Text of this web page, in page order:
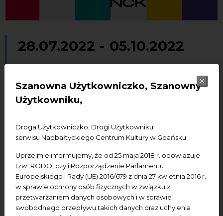
Szanowna Użytkowniczko, Szanowny
Użytkowniku,
Droga Użytkowniczko, Drogi Użytkowniku
serwisu Nadbałtyckiego Centrum Kultury w Gdańsku
Uprzejmie informujemy, że od 25 maja 2018 r. obowiązuje
tzw. RODO, czyli Rozporządzenie Parlamentu
Europejskiego i Rady (UE) 2016/679 z dnia 27 kwietnia 2016 r.
w sprawie ochrony osób fizycznych w związku z
przetwarzaniem danych osobowych i w sprawie
swobodnego przepływu takich danych oraz uchylenia
28.07.2022 - 05.10.2022
„Recycle-upcycle. 30 lat NCK” –
wystawa
Miejsce wydarzenia:NCK -
Centrum św. Jana, ul.
Świętojańska 50, Gdańsk
Czas trwania:28 lipca - 5 października (pon. - sob.:
10:00 - 18:00, nie. 15:00-18:00)
WERNISAŻ:28 lipca, godz. 18.00